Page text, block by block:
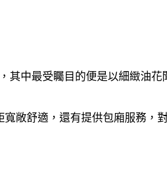
其中最受矚目的便是以細緻油花
敞舒適，還有提供包廂服務，